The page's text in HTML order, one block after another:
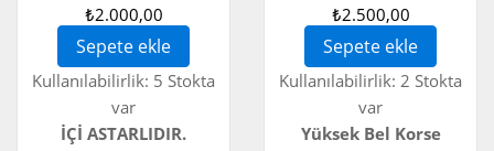
₺2.000,00
Sepete ekle
Kullanılabilirlik: 5 Stokta
var
İÇİ ASTARLIDIR.
₺2.500,00
Sepete ekle
Kullanılabilirlik: 2 Stokta
var
Yüksek Bel Korse